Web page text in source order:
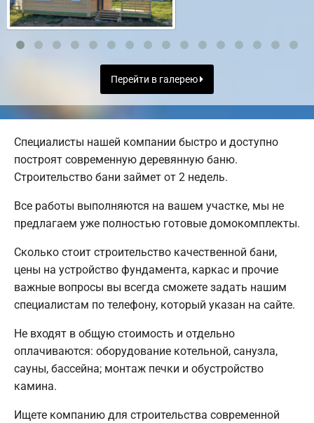
Перейти в галерею
Специалисты нашей компании быстро и доступно
построят современную деревянную баню.
Строительство бани займет от 2 недель.
Все работы выполняются на вашем участке, мы не
предлагаем уже полностью готовые домокомплекты.
Сколько стоит строительство качественной бани,
цены на устройство фундамента, каркас и прочие
важные вопросы вы всегда сможете задать нашим
специалистам по телефону, который указан на сайте.
Не входят в общую стоимость и отдельно
оплачиваются: оборудование котельной, санузла,
сауны, бассейна; монтаж печки и обустройство
камина.
Ищете компанию для строительства современной